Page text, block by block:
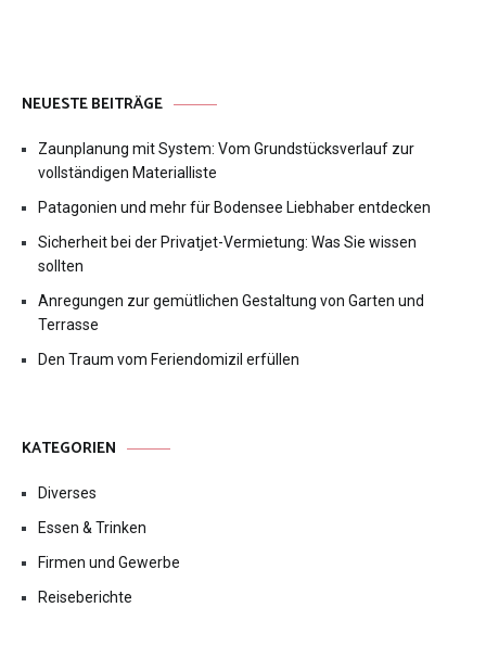
NEUESTE BEITRÄGE
Zaunplanung mit System: Vom Grundstücksverlauf zur
vollständigen Materialliste
Patagonien und mehr für Bodensee Liebhaber entdecken
Sicherheit bei der Privatjet-Vermietung: Was Sie wissen
sollten
Anregungen zur gemütlichen Gestaltung von Garten und
Terrasse
Den Traum vom Feriendomizil erfüllen
KATEGORIEN
Diverses
Essen & Trinken
Firmen und Gewerbe
Reiseberichte